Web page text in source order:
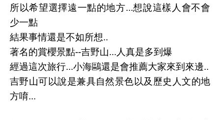
所以希望選擇遠一點的地方...想說這樣人會不會
少一點
結果事情還是不如所想..
著名的賞櫻景點--吉野山...人真是多到爆
經過這次旅行...小海鷗還是會推薦大家來到來邊..
吉野山可以說是兼具自然景色以及歷史人文的地
方唷...